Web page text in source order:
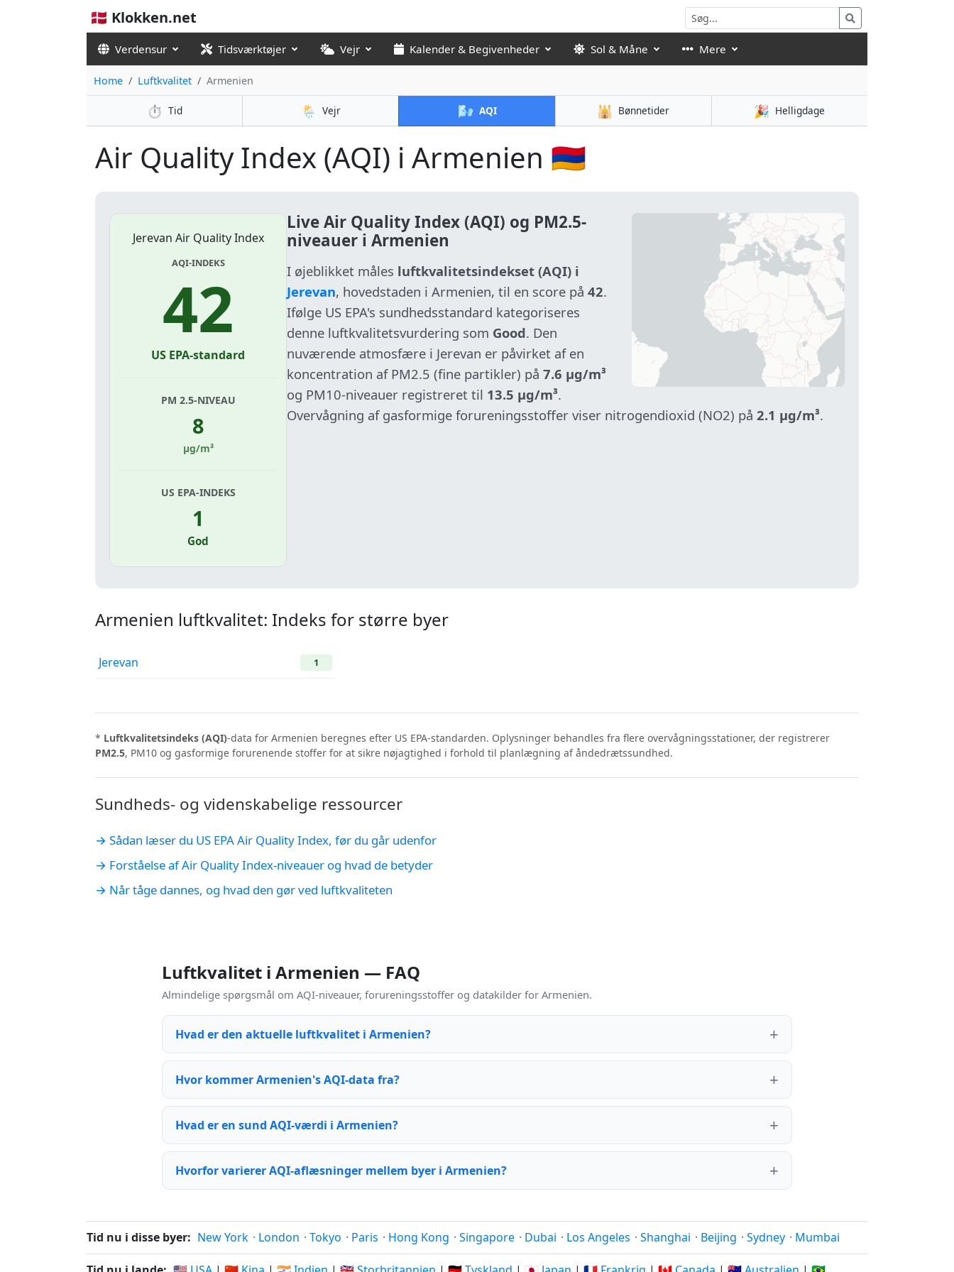
🇩🇰 Klokken.net
Verdensur Tidsværktøjer Vejr Kalender & Begivenheder Sol & Måne Mere
Home Luftkvalitet Armenien
⏱️ Tid 🌦️ Vejr 🌬️ AQI 🕌 Bønnetider 🎉 Helligdage
Air Quality Index (AQI) i Armenien 🇦🇲
Jerevan Air Quality Index
AQI-INDEKS
42
US EPA-standard
PM 2.5-NIVEAU
8
µg/m³
US EPA-INDEKS
1
God
Live Air Quality Index (AQI) og PM2.5-
niveauer i Armenien
I øjeblikket måles luftkvalitetsindekset (AQI) i
Jerevan, hovedstaden i Armenien, til en score på 42.
Ifølge US EPA's sundhedsstandard kategoriseres
denne luftkvalitetsvurdering som Good. Den
nuværende atmosfære i Jerevan er påvirket af en
koncentration af PM2.5 (fine partikler) på 7.6 µg/m³
og PM10-niveauer registreret til 13.5 µg/m³.
Overvågning af gasformige forureningsstoffer viser nitrogendioxid (NO2) på 2.1 µg/m³.
Armenien luftkvalitet: Indeks for større byer
Jerevan 1
* Luftkvalitetsindeks (AQI)-data for Armenien beregnes efter US EPA-standarden. Oplysninger behandles fra flere overvågningsstationer, der registrerer
PM2.5, PM10 og gasformige forurenende stoffer for at sikre nøjagtighed i forhold til planlægning af åndedrætssundhed.
Sundheds- og videnskabelige ressourcer
→ Sådan læser du US EPA Air Quality Index, før du går udenfor
→ Forståelse af Air Quality Index-niveauer og hvad de betyder
→ Når tåge dannes, og hvad den gør ved luftkvaliteten
Luftkvalitet i Armenien — FAQ
Almindelige spørgsmål om AQI-niveauer, forureningsstoffer og datakilder for Armenien.
Hvad er den aktuelle luftkvalitet i Armenien?
Hvor kommer Armenien's AQI-data fra?
Hvad er en sund AQI-værdi i Armenien?
Hvorfor varierer AQI-aflæsninger mellem byer i Armenien?
Tid nu i disse byer: New York · London · Tokyo · Paris · Hong Kong · Singapore · Dubai · Los Angeles · Shanghai · Beijing · Sydney · Mumbai